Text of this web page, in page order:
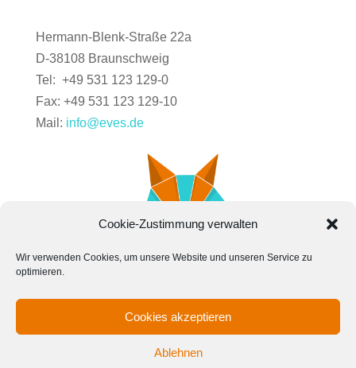
Cookie-Zustimmung verwalten
Wir verwenden Cookies, um unsere Website und unseren Service zu
optimieren.
Cookies akzeptieren
Ablehnen
Hermann-Blenk-Straße 22a
D-38108 Braunschweig
Tel: +49 531 123 129-0
Fax: +49 531 123 129-10
Mail: info@eves.de
Kontakt News Karriere Impressum
Cookie